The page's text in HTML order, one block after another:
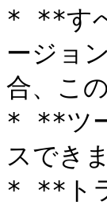
* **す
ージョ
合、こ
* **ツ
スでき
* **ト